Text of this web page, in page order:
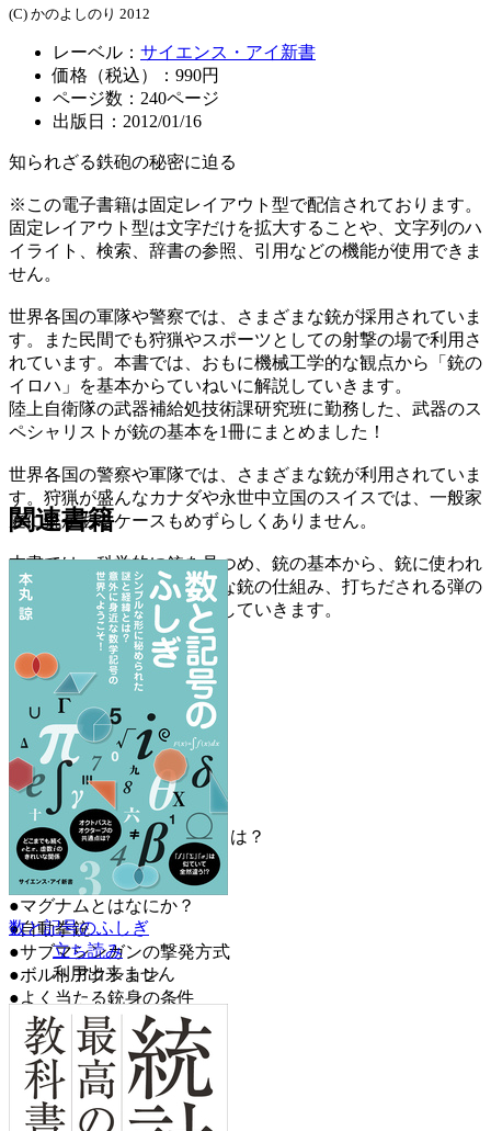
(C) かのよしのり 2012
レーベル： サイエンス・アイ新書
価格（税込）：990円
ページ数： 240ページ
出版日：2012/01/16
知られざる鉄砲の秘密に迫る
※この電子書籍は固定レイアウト型で配信されております。
固定レイアウト型は文字だけを拡大することや、文字列のハ
イライト、検索、辞書の参照、引用などの機能が使用できま
せん。
世界各国の軍隊や警察では、さまざまな銃が採用されていま
す。また民間でも狩猟やスポーツとしての射撃の場で利用さ
れています。本書では、おもに機械工学的な観点から「銃の
イロハ」を基本からていねいに解説していきます。
陸上自衛隊の武器補給処技術課研究班に勤務した、武器のス
ペシャリストが銃の基本を1冊にまとめました！
世界各国の警察や軍隊では、さまざまな銃が利用されていま
す。狩猟が盛んなカナダや永世中立国のスイスでは、一般家
庭に銃があるケースもめずらしくありません。
本書では、科学的に銃を見つめ、銃の基本から、銃に使われ
ている弾薬の話、さまざまな銃の仕組み、打ちだされる弾の
弾道まで、ていねいに解説していきます。
【この本の内容（一部）】
●銃と砲
●拳銃とはなにか？
●小銃とはなにか？
●火薬の発明
●リボルバーの発明
●機関銃の出現
●突撃銃の登場
●発射薬の適切な燃焼速度とは？
●実包とは
●弾丸の材質
●マグナムとはなにか？
●自動拳銃
●サブマシンガンの撃発方式
●ボルトアクション
●よく当たる銃身の条件
●重機関銃と軽機関銃
●機関銃の給弾方式
●弾丸の初速
●弾丸の運動エネルギー
●弾丸の速度と射程
関連書籍
数と記号のふしぎ
立ち読み
利用出来ません